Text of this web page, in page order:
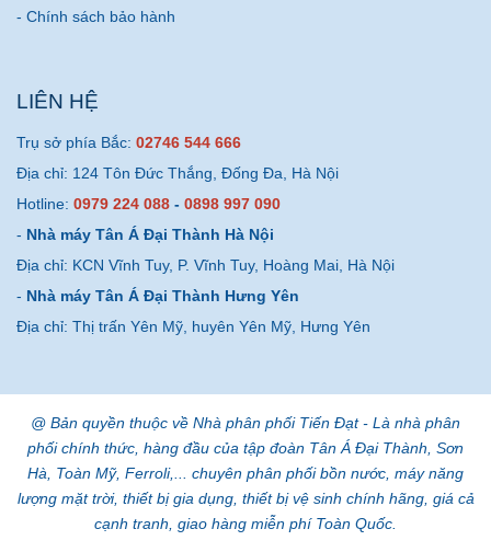
- Chính sách bảo hành
LIÊN HỆ
Trụ sở phía Bắc: 02746 544 666
Địa chỉ: 124 Tôn Đức Thắng, Đống Đa, Hà Nội
Hotline: 0979 224 088 - 0898 997 090
- Nhà máy Tân Á Đại Thành Hà Nội
Địa chỉ: KCN Vĩnh Tuy, P. Vĩnh Tuy, Hoàng Mai, Hà Nội
- Nhà máy Tân Á Đại Thành Hưng Yên
Địa chỉ: Thị trấn Yên Mỹ, huyên Yên Mỹ, Hưng Yên
@ Bản quyền thuộc về Nhà phân phối Tiến Đạt - Là nhà phân
phối chính thức, hàng đầu của tập đoàn Tân Á Đại Thành, Sơn
Hà, Toàn Mỹ, Ferroli,... chuyên phân phối bồn nước, máy năng
lượng mặt trời, thiết bị gia dụng, thiết bị vệ sinh chính hãng, giá cả
cạnh tranh, giao hàng miễn phí Toàn Quốc.